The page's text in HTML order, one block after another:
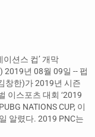
이션스 컵’ 개막
2019년 08월 09일 -- 펍
창한)가 2019년 시즌
이스포츠 대회 ‘2019
NATIONS CUP, 이
알렸다. 2019 PNC는
)까지 3일간 서울 장충